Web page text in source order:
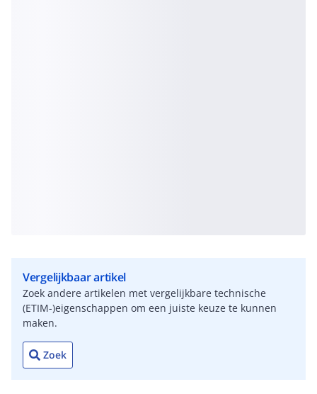
Vergelijkbaar artikel
Zoek andere artikelen met vergelijkbare technische
(ETIM-)eigenschappen om een juiste keuze te kunnen
maken.
Zoek